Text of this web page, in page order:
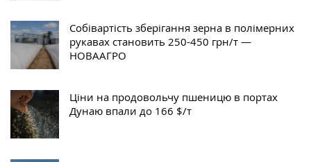
Собівартість зберігання зерна в полімерних
рукавах становить 250-450 грн/т —
НОВААГРО
Ціни на продовольчу пшеницю в портах
Дунаю впали до 166 $/т